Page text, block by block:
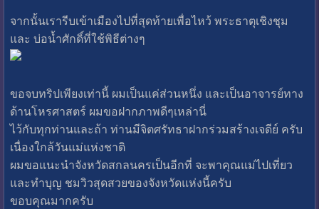
จากนั้นเรารีบเข้าเมืองไปที่สุดท้ายเพื่อไหว้ พระธาตุเชิงชุม
และ บ่อน้ำศักดิ์ที่ใช้พิธีต่างๆ
ขอจบทริปเพียงเท่านี้ ผมเป็นแค่ส่วนหนึ่ง และเป็นอาจารย์ทาง
ด้านโหรศาสตร์ ผมขอฝากภาพดีๆเหล่านี่
ไว้กับทุกท่านและถ้า ท่านมีจิตศรัทธาฝากร่วมสร้างเจดีย์ ครับ
เนื่องใกล้วันแม่แห่งชาติ
ผมขอแนะนำจังหวัดสกลนครเป็นอีกที่ จะพาคุณแม่ไปเที่ยว
และทำบุญ ชมวิวสุดสวยของจังหวัดแห่งนี้ครับ
ขอบคุณมากครับ